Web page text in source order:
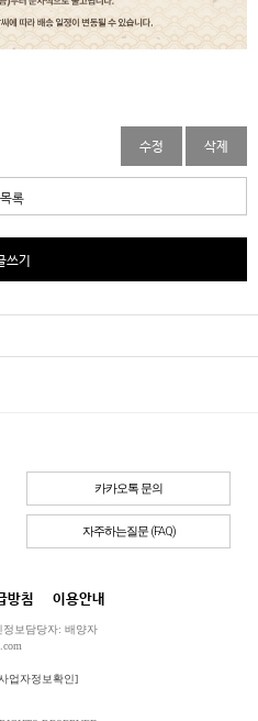
수정 삭제
목록
쓰기
카카오톡 문의
자주하는질문 (FAQ)
방침 이용안내
보담당자: 배양자
업자정보확인]